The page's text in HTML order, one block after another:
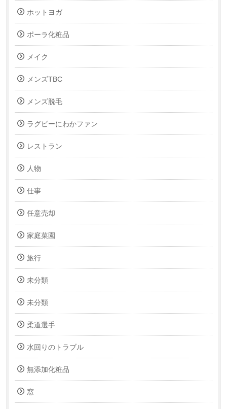
ホットヨガ
ポーラ化粧品
メイク
メンズTBC
メンズ脱毛
ラグビーにわかファン
レストラン
人物
仕事
任意売却
家庭菜園
旅行
未分類
未分類
柔道選手
水回りのトラブル
無添加化粧品
窓